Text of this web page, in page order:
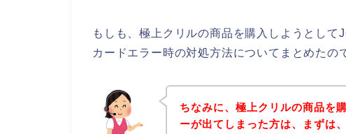
もしも、極上クリルの商品を購入しようとし
カードエラー時の対処方法についてまとめたの
ちなみに、極上クリルの商品を
ーが出てしまった方は、まずは